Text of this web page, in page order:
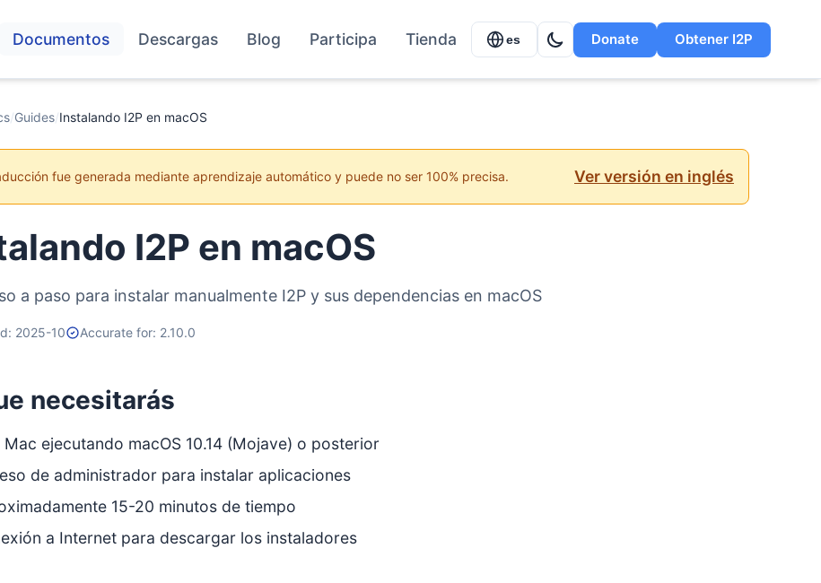
Documentos Descargas Blog Participa Tienda es Donate Obtener I2P
/Guides/Instalando I2P en macOS
fue generada mediante aprendizaje automático y puede no ser 100% precisa. Ver versión en inglés
I2P en macOS
a paso para instalar manualmente I2P y sus dependencias en macOS
2025-10 Accurate for: 2.10.0
necesitarás
Mac ejecutando macOS 10.14 (Mojave) o posterior
de administrador para instalar aplicaciones
15-20 minutos de tiempo
a Internet para descargar los instaladores